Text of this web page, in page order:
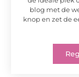
blog met de
knop en zet de